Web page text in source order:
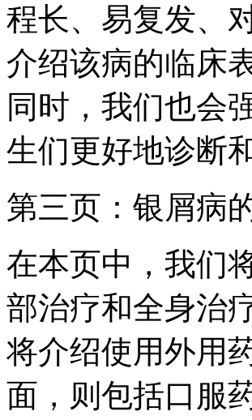
程长、易复发、
介绍该病的临床
同时，我们也会
生们更好地诊断
第三页：银屑病
在本页中，我们
部治疗和全身治
将介绍使用外用
面，则包括口服